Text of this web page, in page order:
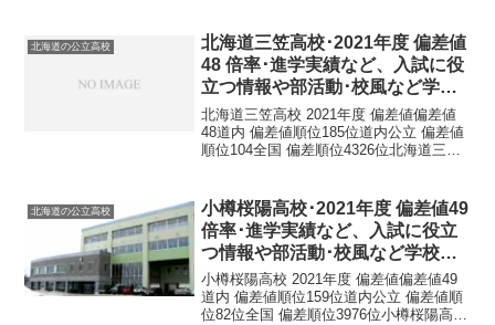
北海道の公立高校
北海道三笠高校･2021年度 偏差値
48 倍率･進学実績など、入試に役
立つ情報や部活動･校風など学校
の特徴を調査しました。
北海道三笠高校 2021年度 偏差値偏差値
48道内 偏差値順位185位道内公立 偏差値
順位104全国 偏差順位4326位北海道三笠
３９７電話番号01267-...
北海道の公立高校
小樽桜陽高校･2021年度 偏差値49
倍率･進学実績など、入試に役立
つ情報や部活動･校風など学校の
特徴を調査しました。
小樽桜陽高校 2021年度 偏差値偏差値49
道内 偏差値順位159位道内公立 偏差値順
位82位全国 偏差順位3976位小樽桜陽高校